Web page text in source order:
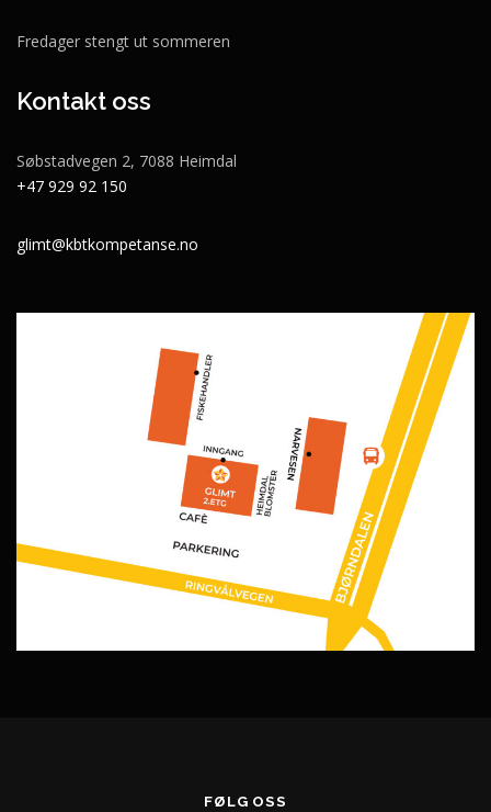
Fredager stengt ut sommeren
Kontakt oss
Søbstadvegen 2, 7088 Heimdal
+47 929 92 150
glimt@kbtkompetanse.no
FØLG OSS